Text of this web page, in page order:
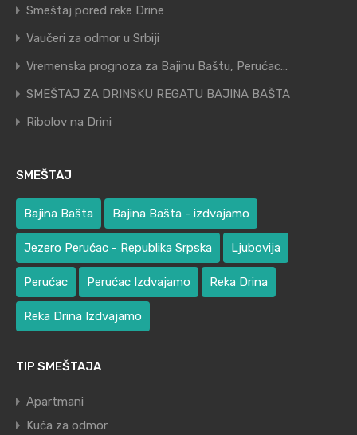
Smeštaj pored reke Drine
Vaučeri za odmor u Srbiji
Vremenska prognoza za Bajinu Baštu, Perućac…
SMEŠTAJ ZA DRINSKU REGATU BAJINA BAŠTA
Ribolov na Drini
SMEŠTAJ
Bajina Bašta Bajina Bašta - izdvajamo
Jezero Perućac - Republika Srpska Ljubovija
Perućac Perućac Izdvajamo Reka Drina
Reka Drina Izdvajamo
TIP SMEŠTAJA
Apartmani
Kuća za odmor